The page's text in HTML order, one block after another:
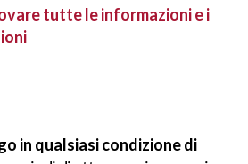
tutte le informazioni e i
in qualsiasi condizione di